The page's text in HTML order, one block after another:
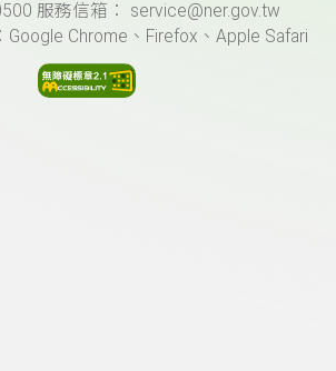
服務信箱： service@ner.gov.tw
Chrome、Firefox、Apple Safari